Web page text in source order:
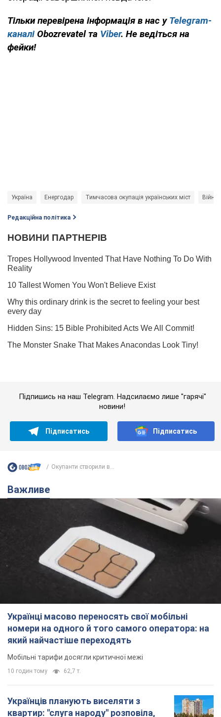
Тільки перевірена інформація в нас у Telegram-
каналі Obozrevatel та Viber. Не ведіться на
фейки!
Україна Енергодар Тимчасова окупація українських міст Війна
Редакційна політика
Підписатись Підписатись
Окупанти створили в...
Українці масово переносять свої мобільні
номери на одного й того самого оператора: на
Мобільні тарифи досягли критичної межі
10 годин тому 62,7 т.
Українців планують виселяти з
знесення будинків
Чому хочуть зносити оселі українців